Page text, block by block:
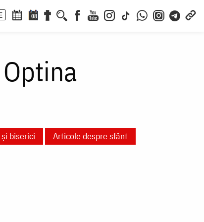
08
biserici
Articole despre sfânt